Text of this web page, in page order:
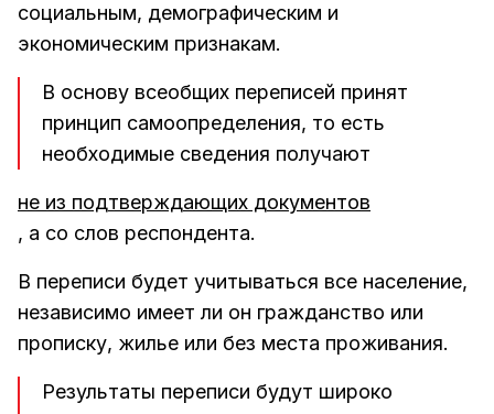
социальным, демографическим и
экономическим признакам.
В основу всеобщих переписей принят
принцип самоопределения, то есть
необходимые сведения получают
не из подтверждающих документов
, а со слов респондента.
В переписи будет учитываться все население,
независимо имеет ли он гражданство или
прописку, жилье или без места проживания.
Результаты переписи будут широко